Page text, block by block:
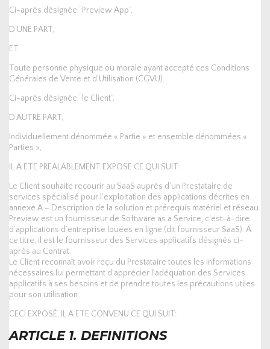
Ci-après désignée “Preview App”,
D’UNE PART,
ET
Toute personne physique ou morale ayant accepté ces Conditions
Générales de Vente et d’Utilisation (CGVU).
Ci-après désignée “le Client”,
D’AUTRE PART,
Individuellement dénommée « Partie » et ensemble dénommées «
Parties »,
IL A ETE PREALABLEMENT EXPOSE CE QUI SUIT:
Le Client souhaite recourir au SaaS auprès d’un Prestataire de
services spécialisé pour l’exploitation des applications décrites en
annexe A – Description de la solution et prérequis matériel et réseau.
Preview est un fournisseur de Software as a Service, c’est-à-dire
d’applications d’entreprise louées en ligne (dit fournisseur SaaS). À
ce titre, il est le fournisseur des Services applicatifs désignés ci-
après au Contrat.
Le Client reconnaît avoir reçu du Prestataire toutes les informations
nécessaires lui permettant d’apprécier l’adéquation des Services
applicatifs à ses besoins et de prendre toutes les précautions utiles
pour son utilisation.
CECI EXPOSÉ, IL A ETE CONVENU CE QUI SUIT:
ARTICLE 1. DEFINITIONS